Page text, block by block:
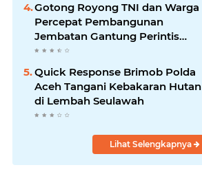
Gotong Royong TNI dan Warga
Percepat Pembangunan
Jembatan Gantung Perintis
Kuta Ujung Aceh Tenggara
Quick Response Brimob Polda
Aceh Tangani Kebakaran Hutan
di Lembah Seulawah
Lihat Selengkapnya